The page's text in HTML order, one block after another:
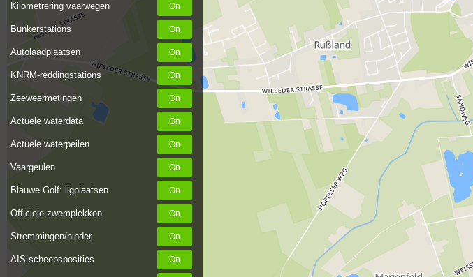
Kilometrering vaarwegen
Bunkerstations
Autolaadplaatsen
KNRM-reddingstations
Zeeweermetingen
Actuele waterdata
Actuele waterpeilen
Vaargeulen
Blauwe Golf: ligplaatsen
Officiele zwemplekken
Stremmingen/hinder
AIS scheepsposities